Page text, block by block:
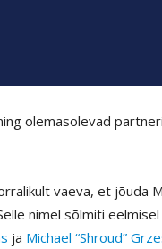
olemasolevad
vaeva, et jõuda
nimel sõlmiti
ja Michael “Shroud”